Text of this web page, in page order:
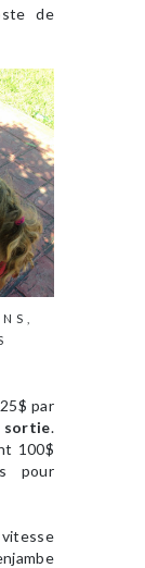
de
par
.
100$
pour